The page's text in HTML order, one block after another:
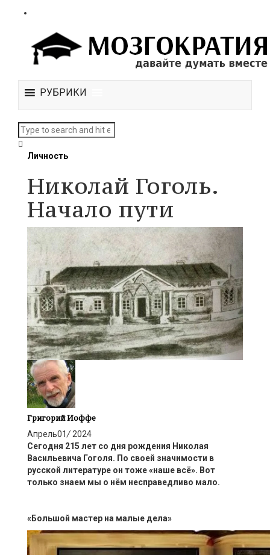
РУБРИКИ
Личность
Николай Гоголь.
Начало пути
Григорий Иоффе
Апрель01/ 2024
Сегодня 215 лет со дня рождения Николая
Васильевича Гоголя. По своей значимости в
русской литературе он тоже «наше всё». Вот
только знаем мы о нём несправедливо мало.
«Большой мастер на малые дела»